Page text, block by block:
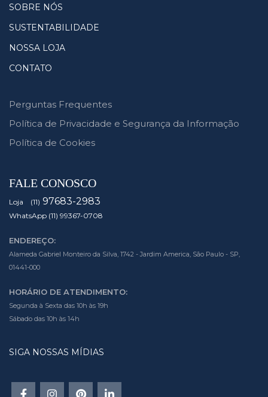
SOBRE NÓS
SUSTENTABILIDADE
NOSSA LOJA
CONTATO
Perguntas Frequentes
Política de Privacidade e Segurança da Informação
Política de Cookies
FALE CONOSCO
Loja (11) 97683-2983
WhatsApp (11) 99367-0708
ENDEREÇO:
Alameda Gabriel Monteiro da Silva, 1742 - Jardim America, São Paulo - SP,
01441-000
HORÁRIO DE ATENDIMENTO:
Segunda à Sexta das 10h às 19h
Sábado das 10h às 14h
SIGA NOSSAS MÍDIAS